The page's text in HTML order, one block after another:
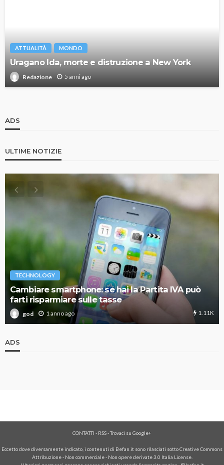
ATTUALITÀ MONDO
Uragano Ida, morte e distruzione a New York
Redazione 5 anni ago
ADS
ULTIME NOTIZIE
TECHNOLOGY
Cambiare smartphone: se hai la Partita IVA può
farti risparmiare sulle tasse
god 1 anno ago 1.11K
ADS
CONTATTI - RSS-Trovaci su Google+
Eccetto dove diversamente indicato, i contenuti di Befan.it sono rilasciati sotto Creative Commons
Attribuzione - Non commerciale - Non opere derivate 3.0 Italia License.